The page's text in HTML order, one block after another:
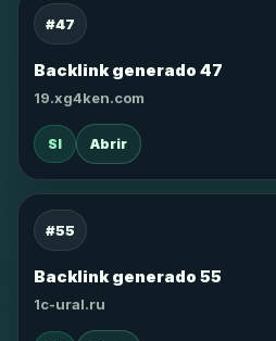
#47
Backlink generado 47
19.xg4ken.com
SI Abrir
#55
Backlink generado 55
1c-ural.ru